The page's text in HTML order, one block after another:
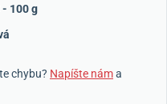
- 100 g
chybu? Napíšte náma